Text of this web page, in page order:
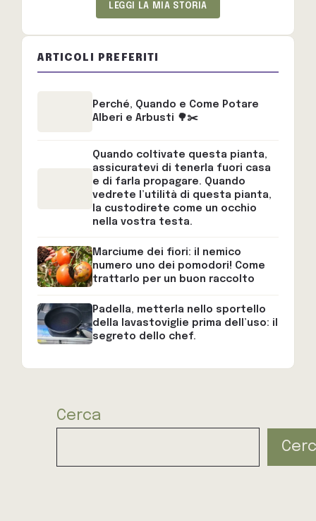
LEGGI LA MIA STORIA
ARTICOLI PREFERITI
Perché, Quando e Come Potare
Alberi e Arbusti 🌳✂️
Quando coltivate questa pianta,
assicuratevi di tenerla fuori casa
e di farla propagare. Quando
vedrete l’utilità di questa pianta,
la custodirete come un occhio
nella vostra testa.
Marciume dei fiori: il nemico
numero uno dei pomodori! Come
trattarlo per un buon raccolto
Padella, metterla nello sportello
della lavastoviglie prima dell’uso: il
segreto dello chef.
Cerca